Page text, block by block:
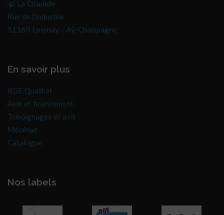
La Citadelle
Rue de l'Industrie
51160 Epernay - Aÿ-Champagne
En savoir plus
RGE Qualibat
Aide et financement
Témoignages et avis
Mécénat
Catalogue
Nos labels